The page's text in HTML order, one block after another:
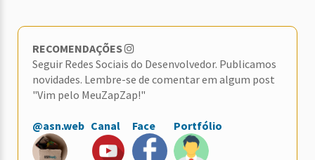
RECOMENDAÇÕES
Seguir Redes Sociais do Desenvolvedor. Publicamos
novidades. Lembre-se de comentar em algum post
"Vim pelo MeuZapZap!"
@asn.web Canal Face Portfólio